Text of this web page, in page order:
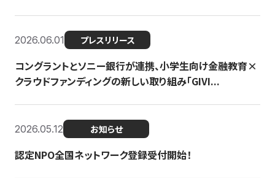
2026.06.01 プレスリリース
コングラントとソニー銀行が連携、小学生向け金融教育×
クラウドファンディングの新しい取り組み「GIVI...
2026.05.12 お知らせ
認定NPO全国ネットワーク登録受付開始！